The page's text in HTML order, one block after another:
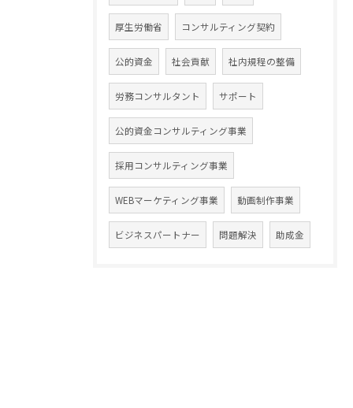
厚生労働省 コンサルティング契約
公的資金 社会貢献 社内規程の整備
労務コンサルタント サポート
公的資金コンサルティング事業
採用コンサルティング事業
WEBマーケティング事業 動画制作事業
ビジネスパートナー 問題解決 助成金